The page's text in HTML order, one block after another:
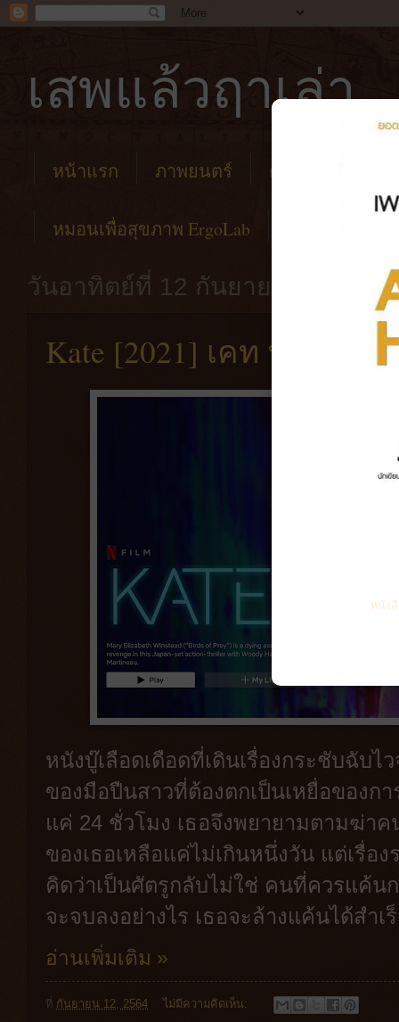
เสพแล้วฤาเล่า
หน้าแรก ภาพยนตร์ คาเฟ่
หมอนเพื่อสุขภาพ ErgoLab
วันอาทิตย์ที่ 12 กันยายน พ.ศ.
Kate [2021] เคท นักฆ่าล้
หนังบู๊เลือดเดือดที่เดินเรื่องกระชับฉับไ
ของมือปืนสาวที่ต้องตกเป็นเหยื่อของก
แค่ 24 ชั่วโมง เธอจึงพยายามตามฆ่า
ของเธอเหลือแค่ไม่เกินหนึ่งวัน แต่เรื่อ
คิดว่าเป็นศัตรูกลับไม่ใช่ คนที่ควรแค้น
จะจบลงอย่างไร เธอจะล้างแค้นได้สำ
อ่านเพิ่มเติม »
ที่ กันยายน 12, 2564 ไม่มีความคิดเห็น:
หนัง